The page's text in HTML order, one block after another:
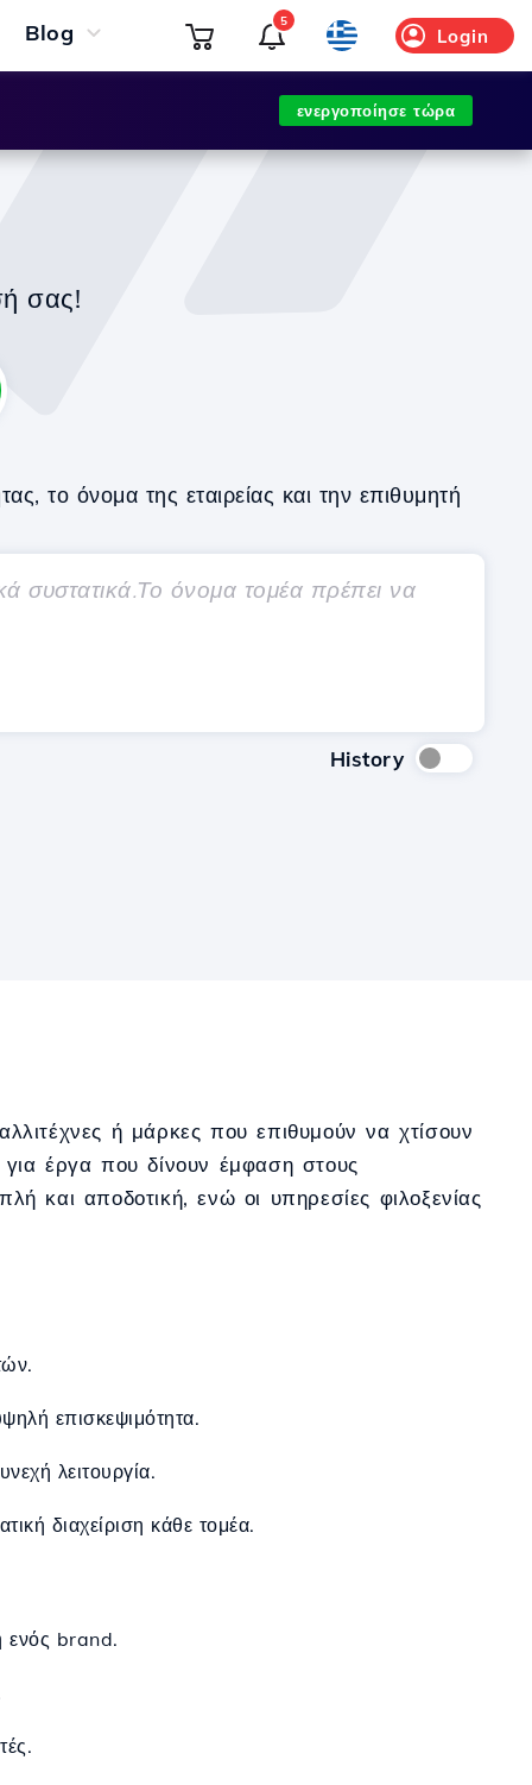
Blog Login
5
ενεργοποίησε τώρα
σας!
το όνομα της εταιρείας και την επιθυμητή
History
ή μάρκες που επιθυμούν να χτίσουν
για έργα που δίνουν έμφαση στους
και αποδοτική, ενώ οι υπηρεσίες φιλοξενίας
επισκεψιμότητα.
λειτουργία.
διαχείριση κάθε τομέα.
ενός brand.